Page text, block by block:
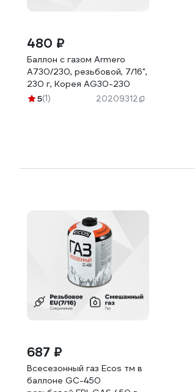
480 ₽
Баллон с газом Armero
A730/230, резьбовой, 7/16",
230 г, Корея AG30-230
5(1) 20209312
687 ₽
Всесезонный газ Ecos тм в
баллоне GC-450